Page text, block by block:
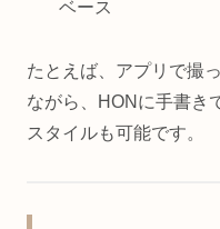
ベース
たとえば、アプリで撮
ながら、HONに手書
スタイルも可能です。